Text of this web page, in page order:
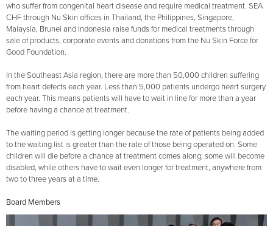
who suffer from congenital heart disease and require medical treatment. SEA
CHF through Nu Skin offices in Thailand, the Philippines, Singapore,
Malaysia, Brunei and Indonesia raise funds for medical treatments through
sale of products, corporate events and donations from the Nu Skin Force for
Good Foundation.
In the Southeast Asia region, there are more than 50,000 children suffering
from heart defects each year. Less than 5,000 patients undergo heart surgery
each year. This means patients will have to wait in line for more than a year
before having a chance at treatment.
The waiting period is getting longer because the rate of patients being added
to the waiting list is greater than the rate of those being operated on. Some
children will die before a chance at treatment comes along; some will become
disabled, while others have to wait even longer for treatment, anywhere from
two to three years at a time.
Board Members